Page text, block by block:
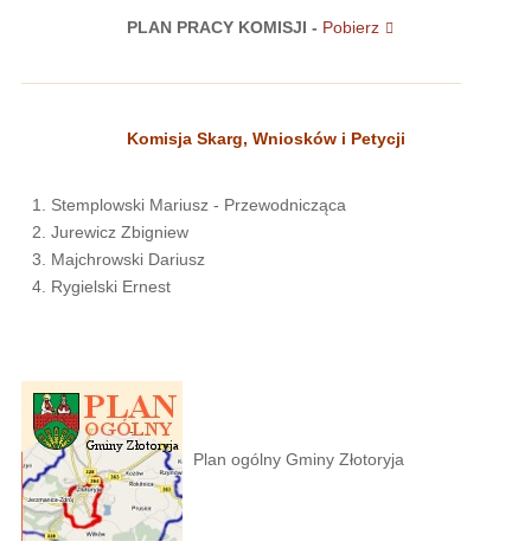
PLAN PRACY KOMISJI - Pobierz
Komisja Skarg, Wniosków i Petycji
Stemplowski Mariusz - Przewodnicząca
Jurewicz Zbigniew
Majchrowski Dariusz
Rygielski Ernest
Plan ogólny Gminy Złotoryja